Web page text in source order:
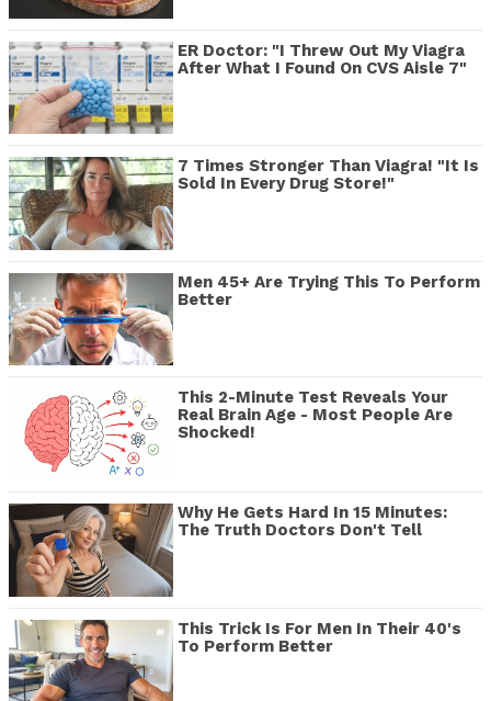
ER Doctor: "I Threw Out My Viagra
After What I Found On CVS Aisle 7"
7 Times Stronger Than Viagra! "It Is
Sold In Every Drug Store!"
Men 45+ Are Trying This To Perform
Better
This 2-Minute Test Reveals Your
Real Brain Age - Most People Are
Shocked!
Why He Gets Hard In 15 Minutes:
The Truth Doctors Don't Tell
This Trick Is For Men In Their 40's
To Perform Better